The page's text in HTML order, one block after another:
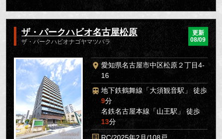
ザ・パークハビオ名古屋松原
ザ・パークハビオナゴヤマツバラ
更新
08/09
愛知県名古屋市中区松原２丁目4-
16
地下鉄鶴舞線「大須観音駅」 徒歩
9分
名鉄名古屋本線「山王駅」 徒歩
13分